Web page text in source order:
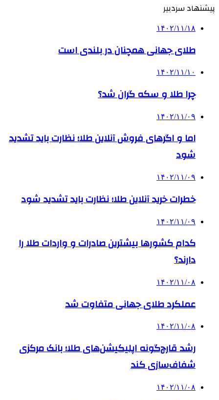
پیشنهاد سردبیر
۱۴۰۲/۱۱/۱۸
طلای جهانی همچنان در بلندی است
۱۴۰۲/۱۱/۱۰
چرا طلا و سکه گران شد؟
۱۴۰۲/۱۱/۰۹
اما و اگرهای فروش آنلاین طلا؛ نظارت باید تشدید
شود
۱۴۰۲/۱۱/۰۹
خطرات خرید آنلاین طلا؛ نظارت باید تشدید شود
۱۴۰۲/۱۱/۰۹
کدام کشورها بیشترین صادرات و واردات طلا را
دارند؟
۱۴۰۲/۱۱/۰۸
عملکرد طلای جهانی متفاوت شد
۱۴۰۲/۱۱/۰۸
رشد قارچ‌گونه اپلیکیشن‌های طلا؛ بانک مرکزی
شفاف‌سازی کند
۱۴۰۲/۱۱/۰۸